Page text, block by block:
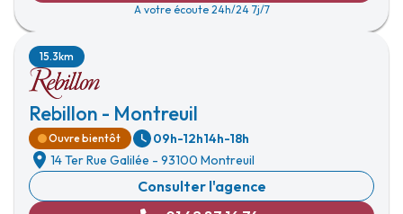
A votre écoute 24h/24 7j/7
Rebillon - Montreuil
15.3km
Ouvre bientôt 09h-12h14h-18h
14 Ter Rue Galilée - 93100 Montreuil
Consulter l'agence